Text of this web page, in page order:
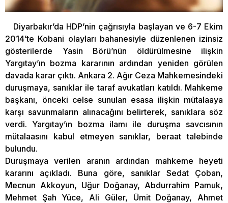
Diyarbakır’da HDP’nin çağrısıyla başlayan ve 6-7 Ekim
2014’te Kobani olayları bahanesiyle düzenlenen izinsiz
gösterilerde Yasin Börü’nün öldürülmesine ilişkin
Yargıtay’ın bozma kararının ardından yeniden görülen
davada karar çıktı. Ankara 2. Ağır Ceza Mahkemesindeki
duruşmaya, sanıklar ile taraf avukatları katıldı. Mahkeme
başkanı, önceki celse sunulan esasa ilişkin mütalaaya
karşı savunmaların alınacağını belirterek, sanıklara söz
verdi. Yargıtay’ın bozma ilamı ile duruşma savcısının
mütalaasını kabul etmeyen sanıklar, beraat talebinde
bulundu.
Duruşmaya verilen aranın ardından mahkeme heyeti
kararını açıkladı. Buna göre, sanıklar Sedat Çoban,
Mecnun Akkoyun, Uğur Doğanay, Abdurrahim Pamuk,
Mehmet Şah Yüce, Ali Güler, Ümit Doğanay, Ahmet